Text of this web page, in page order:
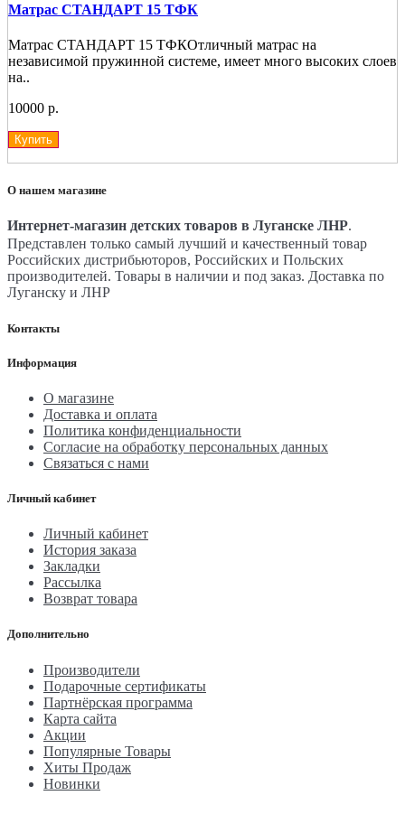
Матрас СТАНДАРТ 15 ТФК
Матрас СТАНДАРТ 15 ТФКОтличный матрас на
независимой пружинной системе, имеет много высоких слоев
на..
10000 р.
Купить
О нашем магазине
Интернет-магазин детских товаров в Луганске ЛНР.
Представлен только самый лучший и качественный товар
Российских дистрибьюторов, Российских и Польских
производителей. Товары в наличии и под заказ. Доставка по
Луганску и ЛНР
Контакты
Информация
О магазине
Доставка и оплата
Политика конфиденциальности
Согласие на обработку персональных данных
Связаться с нами
Личный кабинет
Личный кабинет
История заказа
Закладки
Рассылка
Возврат товара
Дополнительно
Производители
Подарочные сертификаты
Партнёрская программа
Карта сайта
Акции
Популярные Товары
Хиты Продаж
Новинки